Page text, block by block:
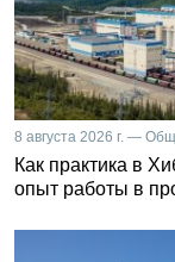
8 августа 2026 г. —
Как практика в
опыт работы в